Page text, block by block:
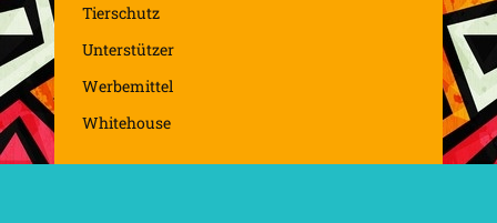
Tierschutz
Unterstützer
Werbemittel
Whitehouse